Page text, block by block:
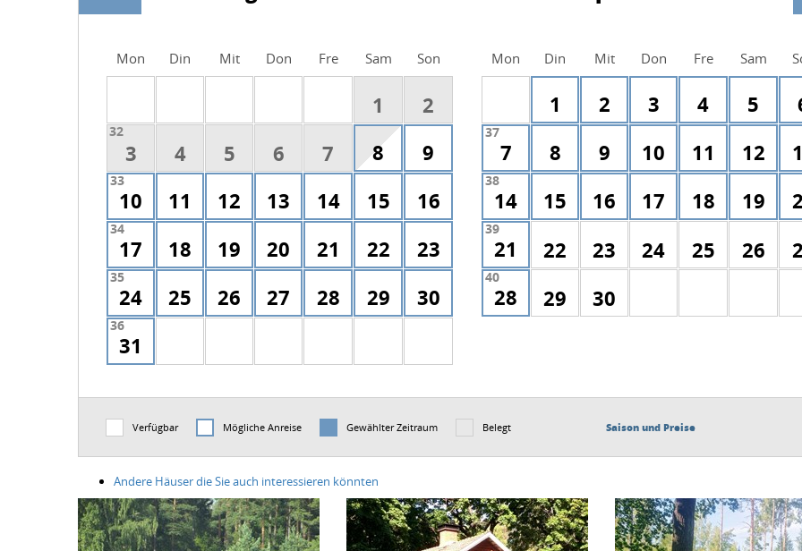
Mon Din Mit Don Fre Sam Son
1 2
32
3 4 5 6 7 8 9
33
10 11 12 13 14 15 16
34
17 18 19 20 21 22 23
35
24 25 26 27 28 29 30
36
31
Mon Din Mit Don Fre Sam
1 2 3 4 5
37
7 8 9 10 11 12
38
14 15 16 17 18 19
39
21 22 23 24 25 26
40
28 29 30
Verfügbar Mögliche Anreise Gewählter Zeitraum Belegt Saison und Preise
Andere Häuser die Sie auch interessieren könnten